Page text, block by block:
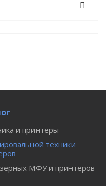
и принтеры
техники
МФУ и принтеров